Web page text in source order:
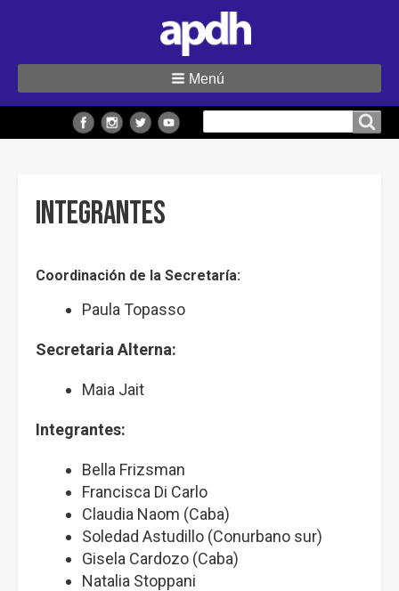
Menú
Integrantes
Coordinación de la Secretaría:
Paula Topasso
Secretaria Alterna:
Maia Jait
Integrantes:
Bella Frizsman
Francisca Di Carlo
Claudia Naom (Caba)
Soledad Astudillo (Conurbano sur)
Gisela Cardozo (Caba)
Natalia Stoppani